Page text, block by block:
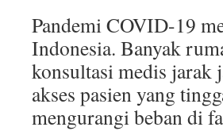
Pandemi COVID-19
Indonesia. Banyak
konsultasi medis jarak
akses pasien yang
mengurangi beban di